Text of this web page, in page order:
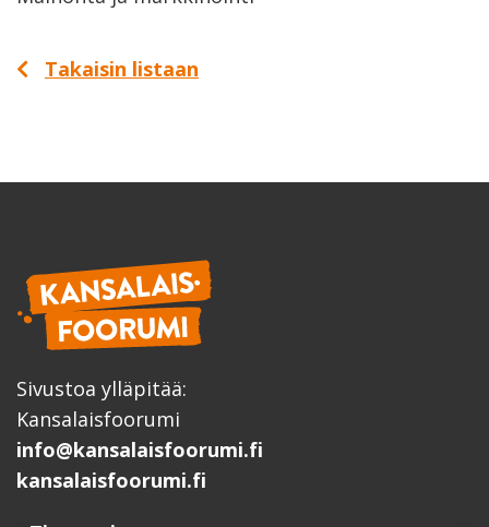
Takaisin listaan
Sivustoa ylläpitää:
Kansalaisfoorumi
info@kansalaisfoorumi.fi
kansalaisfoorumi.fi